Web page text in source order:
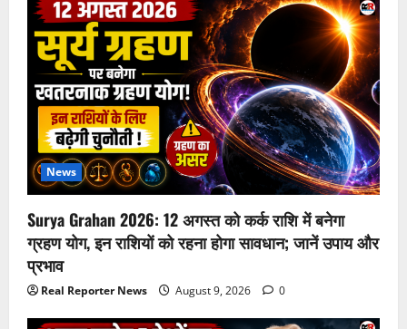
News
Surya Grahan 2026: 12 अगस्त को कर्क राशि में बनेगा
ग्रहण योग, इन राशियों को रहना होगा सावधान; जानें उपाय और
प्रभाव
Real Reporter News August 9, 2026 0